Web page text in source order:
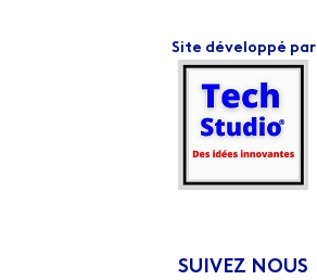
Site développé par
SUIVEZ NOUS